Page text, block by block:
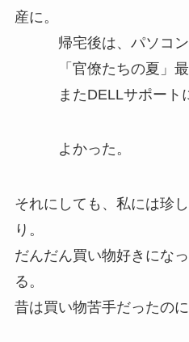
産に。
帰宅後は、パソコン
「官僚たちの夏」最
またDELLサポートに
よかった。
それにしても、私には珍
り。
だんだん買い物好きにな
る。
昔は買い物苦手だったのに